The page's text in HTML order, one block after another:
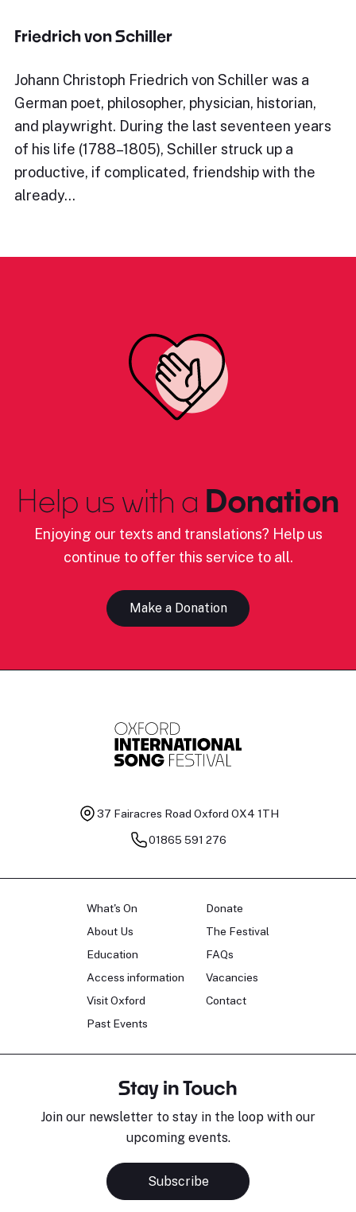
Friedrich von Schiller
Johann Christoph Friedrich von Schiller was a
German poet, philosopher, physician, historian,
and playwright. During the last seventeen years
of his life (1788–1805), Schiller struck up a
productive, if complicated, friendship with the
already…
Help us with a Donation
Enjoying our texts and translations? Help us
continue to offer this service to all.
Make a Donation
37 Fairacres Road Oxford OX4 1TH
01865 591 276
What's On
About Us
Education
Access information
Visit Oxford
Past Events
Donate
The Festival
FAQs
Vacancies
Contact
Stay in Touch
Join our newsletter to stay in the loop with our
upcoming events.
Subscribe